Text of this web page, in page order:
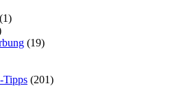
(1)
(19)
Tipps (201)